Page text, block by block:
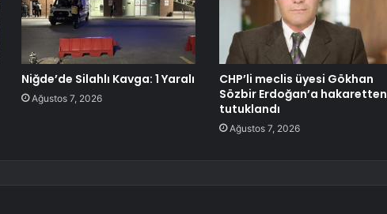
Niğde’de Silahlı Kavga: 1 Yaralı
Ağustos 7, 2026
CHP’li meclis üyesi Gökhan
Sözbir Erdoğan’a hakaretten
tutuklandı
Ağustos 7, 2026